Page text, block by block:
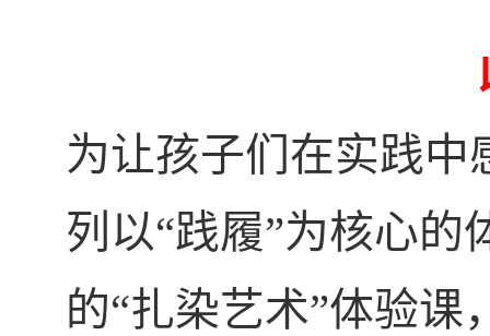
为让孩子们在实践
列以“践履”为核心的
的“扎染艺术”体验